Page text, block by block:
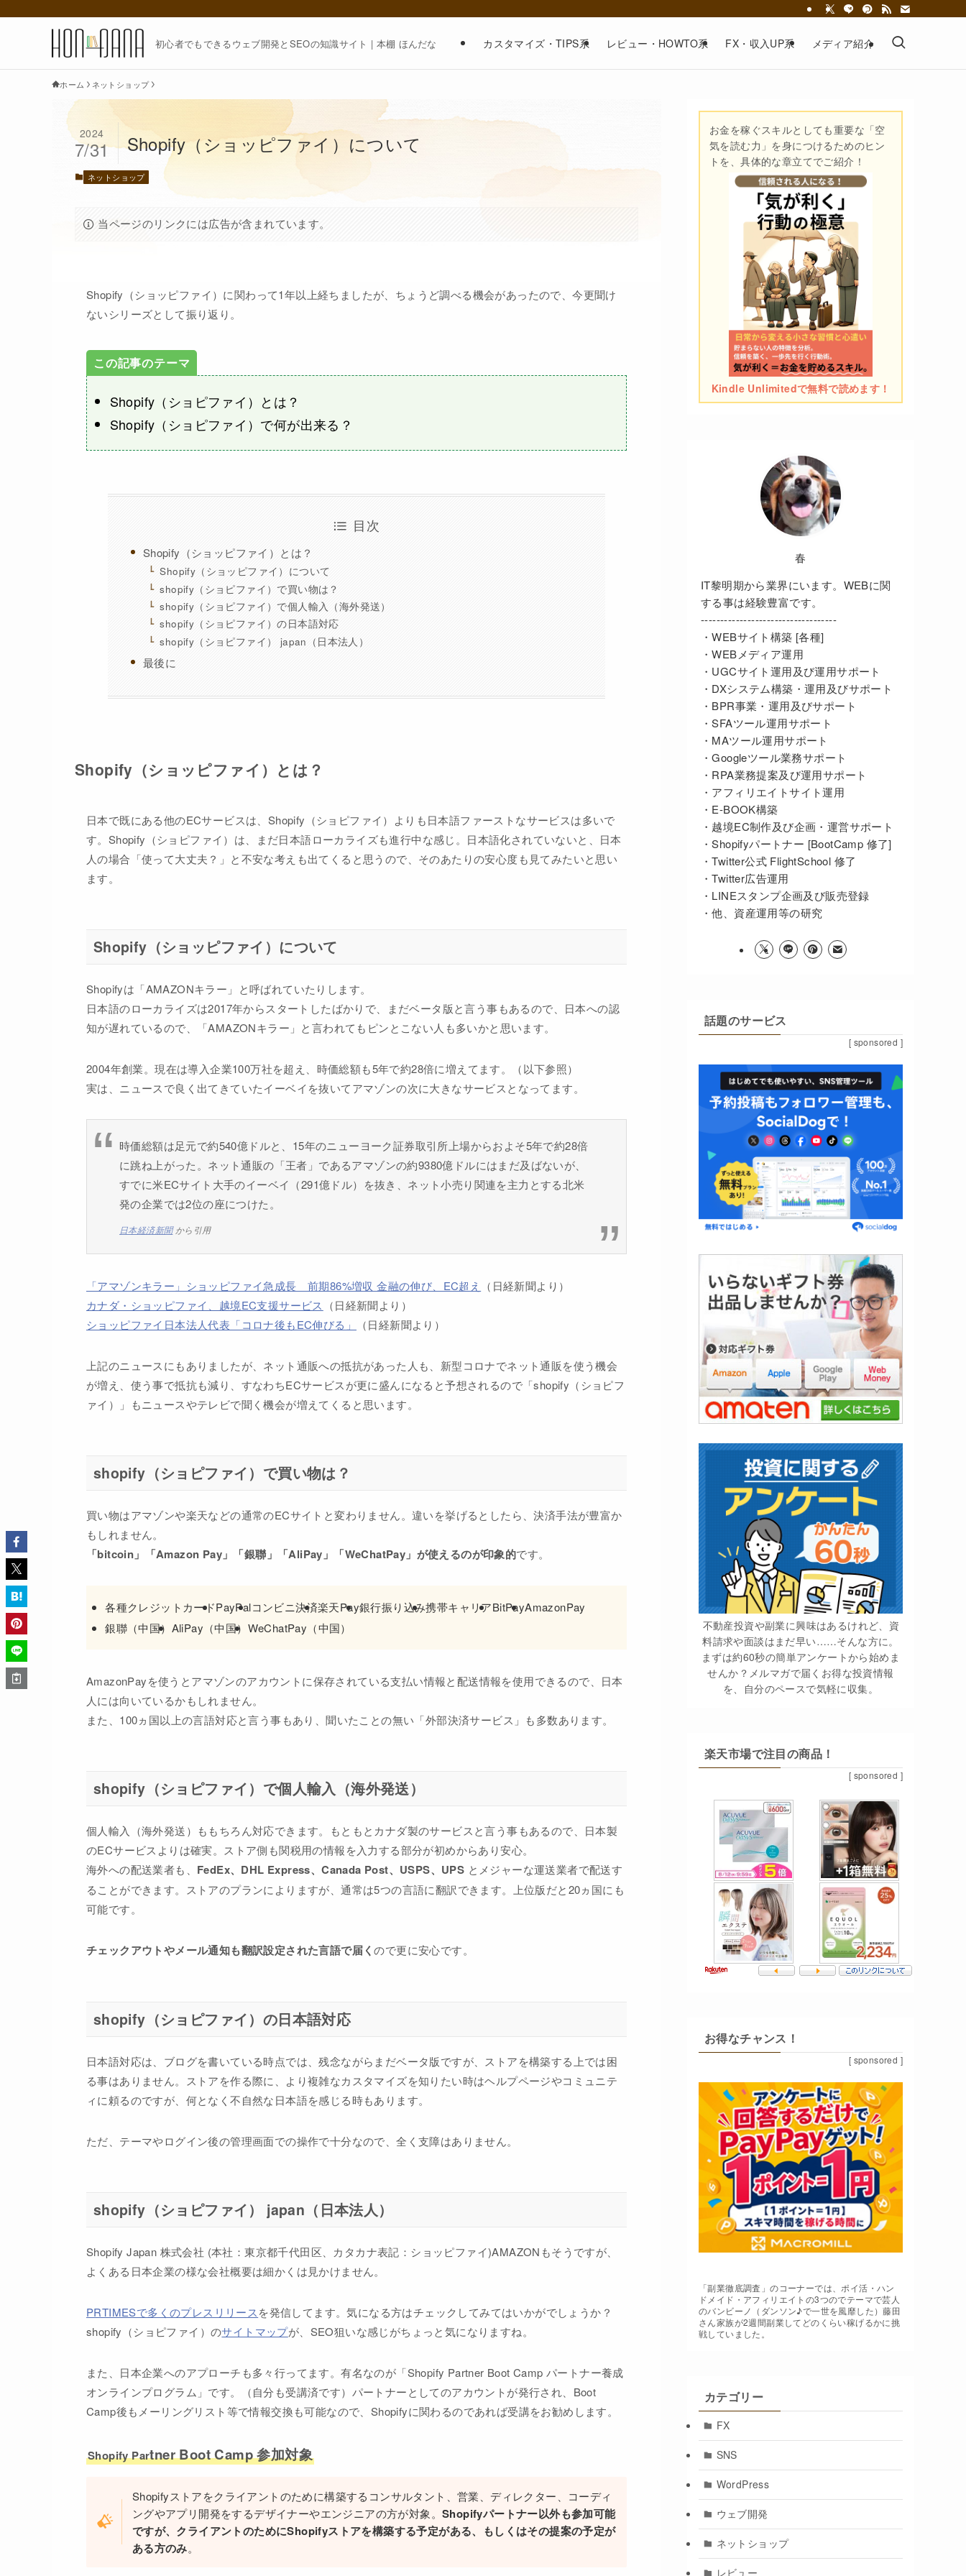
初心者でもできるウェブ開発とSEOの知識サイト | 本棚 ほんだな カスタマイズ・TIPS系 レビュー・HOWTO系 FX・収入UP系 メディア紹介
ホーム ネットショップ
Shopify（ショッピファイ）について
2024
7/31
ネットショップ
当ページのリンクには広告が含まれています。
Shopify（ショッピファイ）に関わって1年以上経ちましたが、ちょうど調べる機会があったので、今更聞け
ないシリーズとして振り返り。
Shopify（ショピファイ）とは？
Shopify（ショピファイ）で何が出来る？
目次
Shopify（ショッピファイ）とは？
Shopify（ショッピファイ）について
shopify（ショピファイ）で買い物は？
shopify（ショピファイ）で個人輸入（海外発送）
shopify（ショピファイ）の日本語対応
shopify（ショピファイ） japan（日本法人）
最後に
Shopify（ショッピファイ）とは？
日本で既にある他のECサービスは、Shopify（ショピファイ）よりも日本語ファーストなサービスは多いで
す。Shopify（ショピファイ）は、まだ日本語ローカライズも進行中な感じ。日本語化されていないと、日本
人の場合「使って大丈夫？」と不安な考えも出てくると思うので、そのあたりの安心度も見てみたいと思い
ます。
Shopify（ショッピファイ）について
Shopifyは「AMAZONキラー」と呼ばれていたりします。
日本語のローカライズは2017年からスタートしたばかりで、まだベータ版と言う事もあるので、日本への認
知が遅れているので、「AMAZONキラー」と言われてもピンとこない人も多いかと思います。
2004年創業。現在は導入企業100万社を超え、時価総額も5年で約28倍に増えてます。（以下参照）
実は、ニュースで良く出てきていたイーベイを抜いてアマゾンの次に大きなサービスとなってます。
時価総額は足元で約540億ドルと、15年のニューヨーク証券取引所上場からおよそ5年で約28倍
に跳ね上がった。ネット通販の「王者」であるアマゾンの約9380億ドルにはまだ及ばないが、
すでに米ECサイト大手のイーベイ（291億ドル）を抜き、ネット小売り関連を主力とする北米
発の企業では2位の座につけた。
日本経済新聞から引用
「アマゾンキラー」ショッピファイ急成長 前期86%増収 金融の伸び、EC超え
（日経新聞より）
カナダ・ショッピファイ、越境EC支援サービス （日経新聞より）
ショッピファイ日本法人代表「コロナ後もEC伸びる」
（日経新聞より）
上記のニュースにもありましたが、ネット通販への抵抗があった人も、新型コロナでネット通販を使う機会
が増え、使う事で抵抗も減り、すなわちECサービスが更に盛んになると予想されるので「shopify（ショピフ
ァイ）」もニュースやテレビで聞く機会が増えてくると思います。
shopify（ショピファイ）で買い物は？
買い物はアマゾンや楽天などの通常のECサイトと変わりません。違いを挙げるとしたら、決済手法が豊富か
もしれません。
「bitcoin」「Amazon Pay」「銀聯」「AliPay」「WeChatPay」が使えるのが印象的です。
各種クレジットカードPayPalコンビニ決済楽天Pay銀行振り込み携帯キャリアBitPayAmazonPay
銀聯（中国） AliPay（中国） WeChatPay（中国）
AmazonPayを使うとアマゾンのアカウントに保存されている支払い情報と配送情報を使用できるので、日本
人には向いているかもしれません。
また、100ヵ国以上の言語対応と言う事もあり、聞いたことの無い「外部決済サービス」も多数あります。
shopify（ショピファイ）で個人輸入（海外発送）
個人輸入（海外発送）ももちろん対応できます。もともとカナダ製のサービスと言う事もあるので、日本製
のECサービスよりは確実。ストア側も関税用の情報を入力する部分が初めからあり安心。
海外への配送業者も、 FedEx、DHL Express、Canada Post、USPS、UPS とメジャーな運送業者で配送す
ることができます。ストアのプランによりますが、通常は5つの言語に翻訳できます。上位版だと20ヵ国にも
可能です。
チェックアウトやメール通知も翻訳設定された言語で届くので更に安心です。
shopify（ショピファイ）の日本語対応
日本語対応は、ブログを書いている時点では、残念ながらまだベータ版ですが、ストアを構築する上では困
る事はありません。ストアを作る際に、より複雑なカスタマイズを知りたい時はヘルプページやコミュニテ
ィに頼るのですが、何となく不自然な日本語を感じる時もあります。
ただ、テーマやログイン後の管理画面での操作で十分なので、全く支障はありません。
shopify（ショピファイ） japan（日本法人）
Shopify Japan 株式会社 (本社：東京都千代田区、カタカナ表記：ショッピファイ)AMAZONもそうですが、
よくある日本企業の様な会社概要は細かくは見かけません。
PRTIMESで多くのプレスリリースを発信してます。気になる方はチェックしてみてはいかがでしょうか？
shopify（ショピファイ）のサイトマップが、SEO狙いな感じがちょっと気になりますね。
また、日本企業へのアプローチも多々行ってます。有名なのが「Shopify Partner Boot Camp パートナー養成
オンラインプログラム」です。（自分も受講済です）パートナーとしてのアカウントが発行され、Boot
Camp後もメーリングリスト等で情報交換も可能なので、Shopifyに関わるのであれば受講をお勧めします。
Shopify Partner Boot Camp 参加対象
Shopifyストアをクライアントのために構築するコンサルタント、営業、ディレクター、コーディ
ングやアプリ開発をするデザイナーやエンジニアの方が対象。 Shopifyパートナー以外も参加可能
ですが、クライアントのためにShopifyストアを構築する予定がある、もしくはその提案の予定が
ある方のみ。
お金を稼ぐスキルとしても重要な「空
気を読む力」を身につけるためのヒン
トを、具体的な章立てでご紹介！
Kindle Unlimitedで無料で読めます！
春
IT黎明期から業界にいます。WEBに関
する事は経験豊富です。
-----------------------------------
・WEBサイト構築 [各種]
・WEBメディア運用
・UGCサイト運用及び運用サポート
・DXシステム構築・運用及びサポート
・BPR事業・運用及びサポート
・SFAツール運用サポート
・MAツール運用サポート
・Googleツール業務サポート
・RPA業務提案及び運用サポート
・アフィリエイトサイト運用
・E-BOOK構築
・越境EC制作及び企画・運営サポート
・Shopifyパートナー [BootCamp 修了]
・Twitter公式 FlightSchool 修了
・Twitter広告運用
・LINEスタンプ企画及び販売登録
・他、資産運用等の研究
話題のサービス
[ sponsored ]
不動産投資や副業に興味はあるけれど、資
料請求や面談はまだ早い……そんな方に。
まずは約60秒の簡単アンケートから始めま
せんか？メルマガで届くお得な投資情報
を、自分のペースで気軽に収集。
楽天市場で注目の商品！
[ sponsored ]
お得なチャンス！
[ sponsored ]
「副業徹底調査」のコーナーでは、ポイ活・ハン
ドメイド・アフィリエイトの3つのでテーマで芸人
のバンビーノ（ダンソン♪で一世を風靡した）藤田
さん家族が2週間副業してどのくらい稼げるかに挑
戦していました。
カテゴリー
FX
SNS
WordPress
ウェブ開発
ネットショップ
レビュー